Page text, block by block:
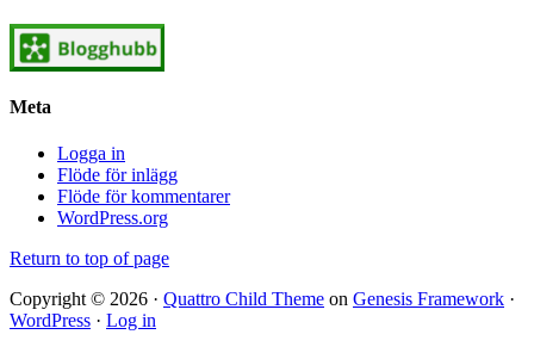
Meta
Logga in
Flöde för inlägg
Flöde för kommentarer
WordPress.org
Return to top of page
Copyright © 2026 · Quattro Child Theme on Genesis Framework ·
WordPress · Log in